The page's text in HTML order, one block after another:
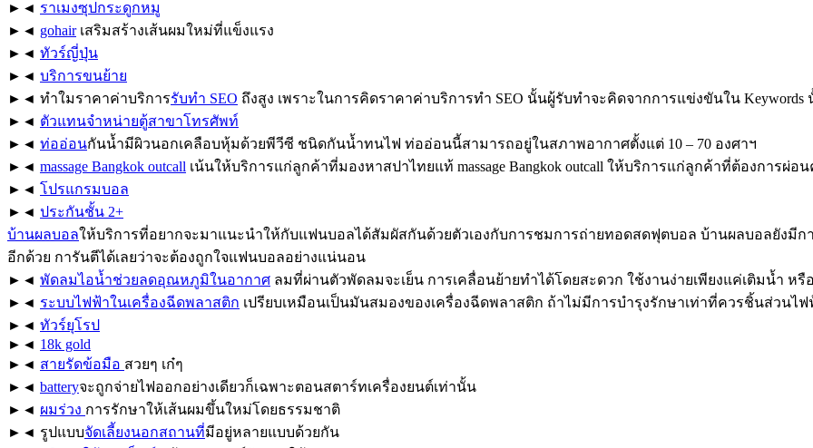
►◄ ราเมงซุปกระดูกหมู
►◄ gohairเสริมสร้างเส้นผมใหม่ที่แข็งแรง
►◄ ทัวร์ญี่ปุ่น
►◄ บริการขนย้าย
►◄ ทำใมราคาค่าบริการรับทำ SEO ถึงสูง เพราะในการคิดราคาค่าบริการทำ SEO นั้นผู้รับทำจะคิดจากการแข่งขันใน
►◄ ตัวแทนจำหน่ายตู้สาขาโทรศัพท์
►◄ ท่ออ่อนกันน้ำมีผิวนอกเคลือบหุ้มด้วยพีวีซี ชนิดกันน้ำทนไฟ ท่ออ่อนนี้สามารถอยู่ในสภาพอากาศตั้งแต่ 10 – 70 องศาฯ
►◄ massage Bangkok outcall เน้นให้บริการแก่ลูกค้าที่มองหาสปาไทยแท้ massage Bangkok outcall ให้บริการแก่ลูกค้าที่ต้องการผ่
►◄ โปรแกรมบอล
►◄ ประกันชั้น 2+
บ้านผลบอลให้บริการที่อยากจะมาแนะนำให้กับแฟนบอลได้สัมผัสกันด้วยตัวเองกับการชมการถ่ายทอดสดฟุตบอล บ้านผลบอลยังมี
อีกด้วย การันตีได้เลยว่าจะต้องถูกใจแฟนบอลอย่างแน่นอน
►◄ พัดลมไอน้ำช่วยลดอุณหภูมิในอากาศ ลมที่ผ่านตัวพัดลมจะเย็น การเคลื่อนย้ายทำได้โดยสะดวก ใช้งานง่ายเพียงแค่เติมน้ำ ห
►◄ ระบบไฟฟ้าในเครื่องฉีดพลาสติก เปรียบเหมือนเป็นมันสมองของเครื่องฉีดพลาสติก ถ้าไม่มีการบำรุงรักษาเท่าที่ควรชิ้นส่วนไ
►◄ ทัวร์ยุโรป
►◄ 18k gold
►◄ สายรัดข้อมือ สวยๆ เก๋ๆ
►◄ batteryจะถูกจ่ายไฟออกอย่างเดียวก็เฉพาะตอนสตาร์ทเครื่องยนต์เท่านั้น
►◄ ผมร่วง การรักษาให้เส้นผมขึ้นใหม่โดยธรรมชาติ
►◄ รูปแบบจัดเลี้ยงนอกสถานที่มีอยู่หลายแบบด้วยกัน